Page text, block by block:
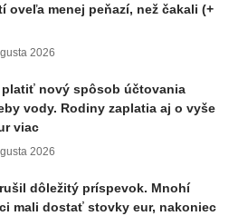
oveľa menej peňazí, než čakali (+
2026
platiť nový spôsob účtovania
vody. Rodiny zaplatia aj o vyše
viac
2026
dôležitý príspevok. Mnohí
mali dostať stovky eur, nakoniec